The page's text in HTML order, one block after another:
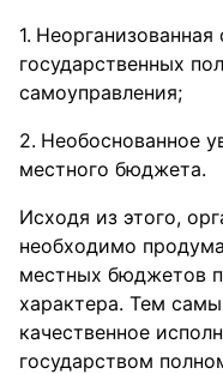
государственных
самоуправления;
Необоснованное
местного бюджета.
Исходя из этого,
необходимо
местных бюджетов
характера. Тем
качественное
государством